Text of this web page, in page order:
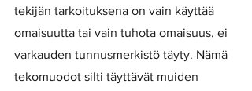
tekijän tarkoituksena on vain käyttää
omaisuutta tai vain tuhota omaisuus, ei
varkauden tunnusmerkistö täyty. Nämä
tekomuodot silti täyttävät muiden